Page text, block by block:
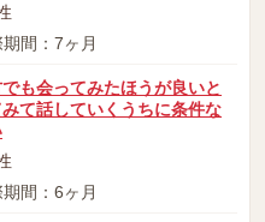
間：7ヶ月
も会ってみたほうが良いと
て話していくうちに条件な
間：6ヶ月